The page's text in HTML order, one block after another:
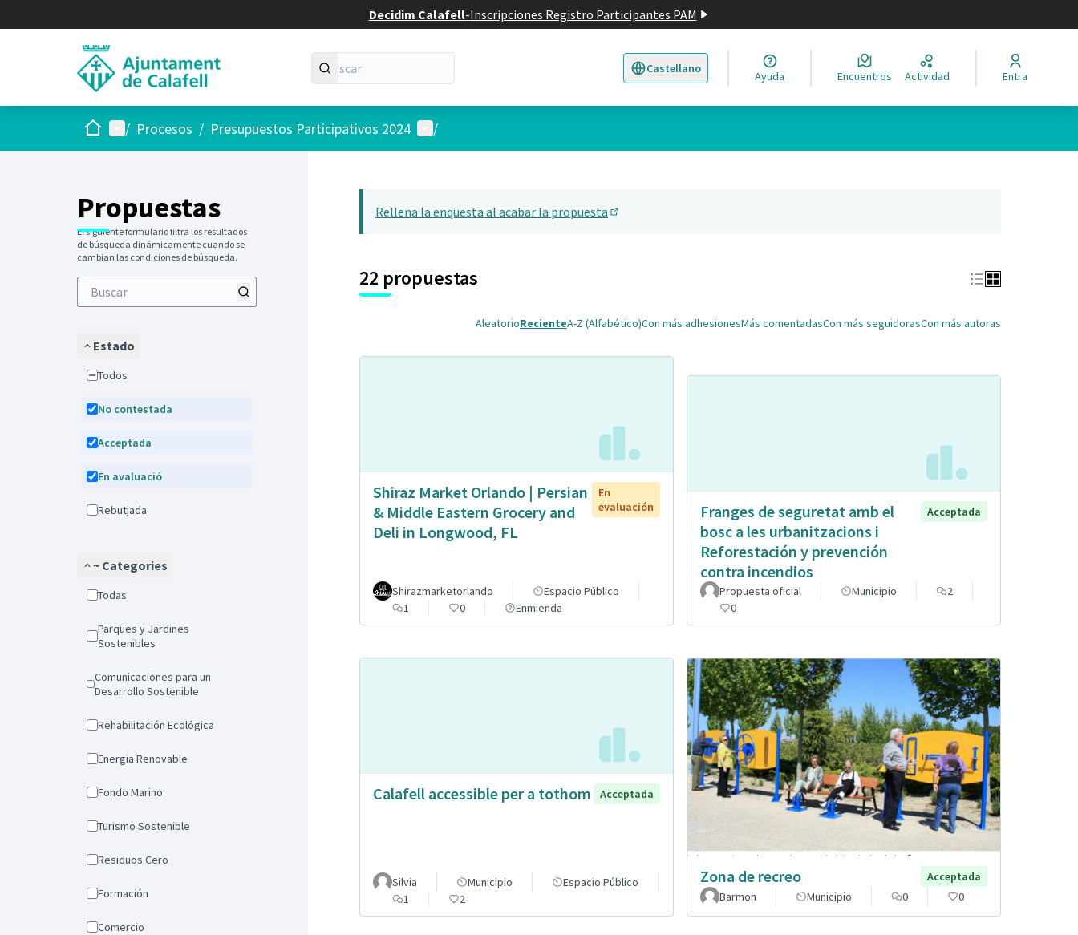
Decidim Calafell-Inscripciones Registro Participantes PAM
Castellano
Triar la llengua Elegir el idioma
Ayuda Encuentros Actividad Entra
InicioMenú principal
/ Procesos / Presupuestos Participativos 2024 Menú de usuario
/
Propuestas
El siguiente formulario filtra los resultados
de búsqueda dinámicamente cuando se
cambian las condiciones de búsqueda.
Estado
Todos
No contestada
Acceptada
En avaluació
Rebutjada
~ Categories
Todas
Parques y Jardines
Sostenibles
Comunicaciones para un
Desarrollo Sostenible
Rehabilitación Ecológica
Energia Renovable
Fondo Marino
Turismo Sostenible
Residuos Cero
Formación
Comercio
Rellena la enquesta al acabar la propuesta
22 propuestas
AleatorioRecienteA-Z (Alfabético)Con más adhesionesMás comentadasCon más seguidorasCon más autoras
Shiraz Market Orlando | Persian
& Middle Eastern Grocery and
Deli in Longwood, FL
En
evaluación
Shirazmarketorlando
Espacio Público
1
0 Enmienda
Franges de seguretat amb el
bosc a les urbanitzacions i
Reforestación y prevención
contra incendios
Acceptada
Propuesta oficial Municipio
2
0
Calafell accessible per a tothom Acceptada
Silvia Municipio
Espacio Público
1
2
Zona de recreo
Acceptada
Barmon
Municipio 0 0